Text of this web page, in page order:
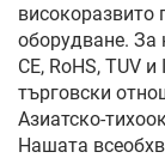
високоразвито
оборудване.
CE, RoHS, TUV
търговски
Азиатско-
Нашата